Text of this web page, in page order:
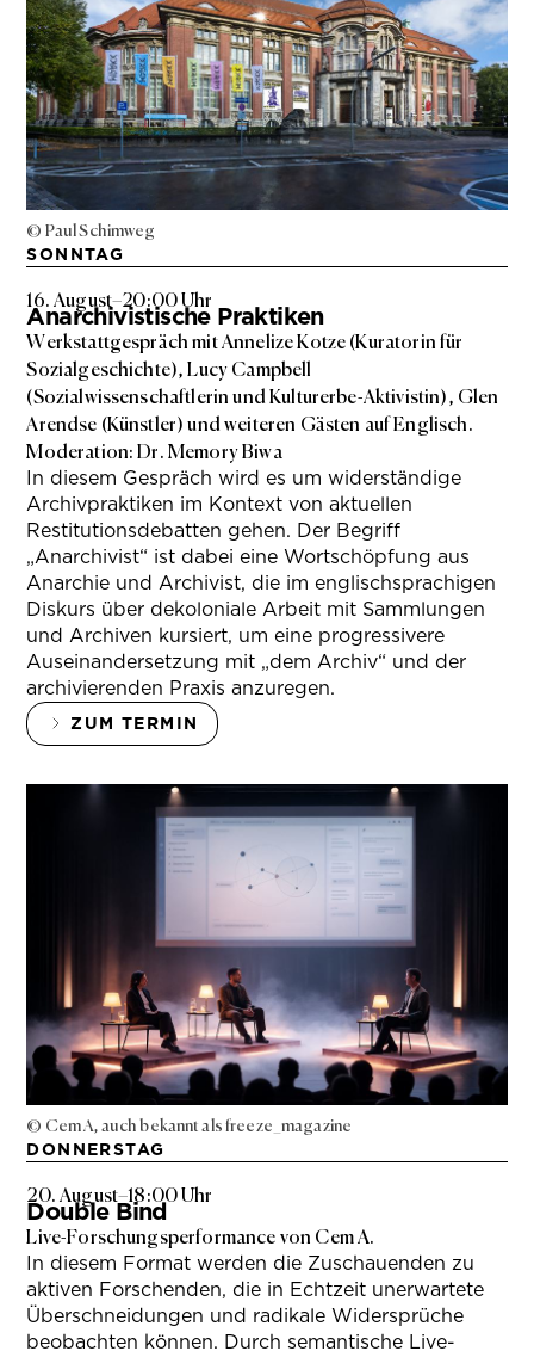
© Paul Schimweg
SONNTAG
16. August–20:00 Uhr
Anarchivistische Praktiken
Werkstattgespräch mit Annelize Kotze (Kuratorin für
Sozialgeschichte), Lucy Campbell
(Sozialwissenschaftlerin und Kulturerbe-Aktivistin), Glen
Arendse (Künstler) und weiteren Gästen auf Englisch.
Moderation: Dr. Memory Biwa
In diesem Gespräch wird es um widerständige
Archivpraktiken im Kontext von aktuellen
Restitutionsdebatten gehen. Der Begriff
„Anarchivist“ ist dabei eine Wortschöpfung aus
Anarchie und Archivist, die im englischsprachigen
Diskurs über dekoloniale Arbeit mit Sammlungen
und Archiven kursiert, um eine progressivere
Auseinandersetzung mit „dem Archiv“ und der
archivierenden Praxis anzuregen.
ZUM TERMIN
© Cem A, auch bekannt als freeze_magazine
DONNERSTAG
20. August–18:00 Uhr
Double Bind
Live-Forschungsperformance von Cem A.
In diesem Format werden die Zuschauenden zu
aktiven Forschenden, die in Echtzeit unerwartete
Überschneidungen und radikale Widersprüche
beobachten können. Durch semantische Live-